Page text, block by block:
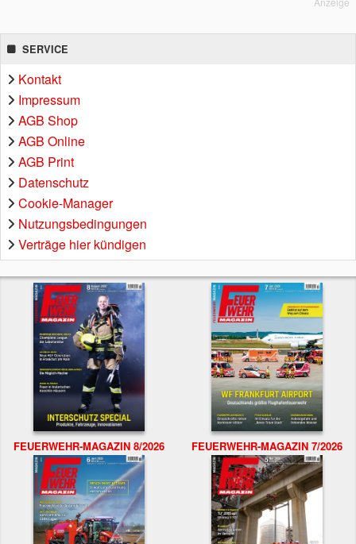
SERVICE
Kontakt
Impressum
AGB Shop
AGB Online
AGB Print
Datenschutz
Cookie-Manager
Nutzungsbedingungen
Verträge hier kündigen
FEUERWEHR-MAGAZIN 8/2026 FEUERWEHR-MAGAZIN 7/2026